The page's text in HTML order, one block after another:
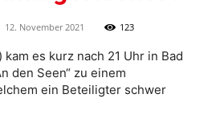
12. November 2021 123
kam es kurz nach 21 Uhr in Bad
den Seen“ zu einem
ein Beteiligter schwer